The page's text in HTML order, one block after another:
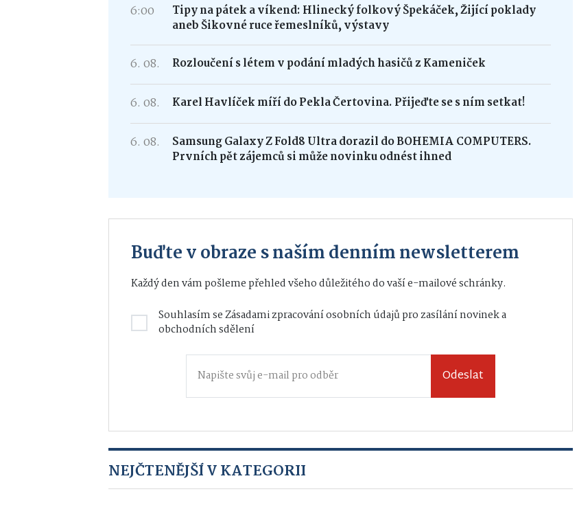
6:00
Tipy na pátek a víkend: Hlinecký folkový Špekáček, Žijící poklady
aneb Šikovné ruce řemeslníků, výstavy
6. 08. Rozloučení s létem v podání mladých hasičů z Kameniček
6. 08. Karel Havlíček míří do Pekla Čertovina. Přijeďte se s ním setkat!
6. 08.
Samsung Galaxy Z Fold8 Ultra dorazil do BOHEMIA COMPUTERS.
Prvních pět zájemců si může novinku odnést ihned
Buďte v obraze s naším denním newsletterem
Každý den vám pošleme přehled všeho důležitého do vaší e-mailové schránky.
Souhlasím seZásadami zpracování osobních údajůpro zasílání novinek a
obchodních sdělení
Odeslat
NEJČTENĚJŠÍ V KATEGORII